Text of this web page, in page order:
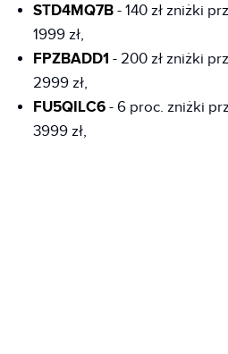
STD4MQ7B - 140 zł zniżki
1999 zł,
FPZBADD1 - 200 zł zniżki
2999 zł,
FU5QILC6 - 6 proc. zniżki
3999 zł,